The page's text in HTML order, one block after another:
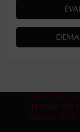
(855) 775-
450 669-7075
450 669-7075